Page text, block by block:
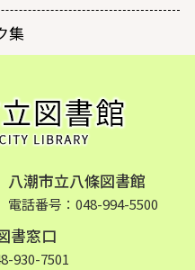
集
八潮市立八條図書館
電話番号：048-994-5500
書窓口
930-7501